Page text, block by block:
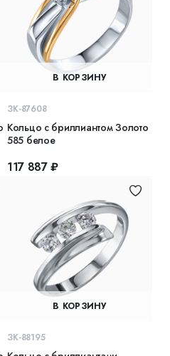
В КОРЗИНУ
ЗК-87608
Кольцо с бриллиантом Золото
585 белое
117 887 ₽
В КОРЗИНУ
ЗК-88195